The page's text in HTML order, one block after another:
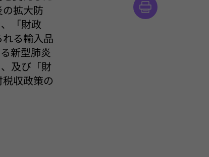
拡大防
「財政
る輸入品
新型肺炎
及び「財
収政策の